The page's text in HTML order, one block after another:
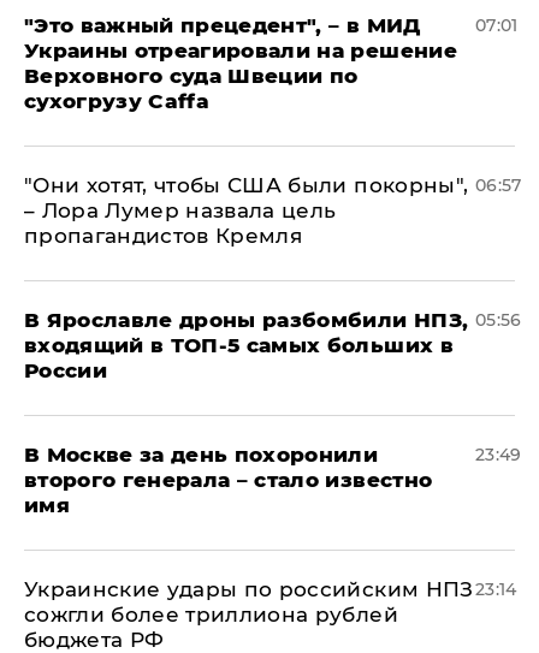
"Это важный прецедент", – в МИД
Украины отреагировали на решение
Верховного суда Швеции по
сухогрузу Caffa
07:01
"Они хотят, чтобы США были покорны",
– Лора Лумер назвала цель
пропагандистов Кремля
06:57
В Ярославле дроны разбомбили НПЗ,
входящий в ТОП-5 самых больших в
России
05:56
В Москве за день похоронили
второго генерала – стало известно
имя
23:49
Украинские удары по российским НПЗ
сожгли более триллиона рублей
бюджета РФ
23:14